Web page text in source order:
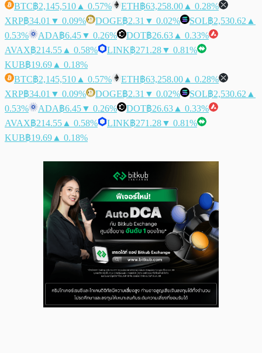
BTC฿2,145,510 ▲ 0.57% ETH฿63,258.00 ▲ 0.28%
XRP฿34.01 ▼ 0.09% DOGE฿2.31 ▼ 0.02% SOL฿2,530.62 ▲
0.53%
ADA฿6.45▼ 0.26% DOT฿26.63 ▲ 0.33%
AVAX฿214.55 ▲ 0.58% LINK฿271.28▼ 0.81%
KUB฿19.69 ▲ 0.18%
BTC฿2,145,510 ▲ 0.57% ETH฿63,258.00 ▲ 0.28%
XRP฿34.01 ▼ 0.09% DOGE฿2.31 ▼ 0.02% SOL฿2,530.62 ▲
0.53%
ADA฿6.45▼ 0.26% DOT฿26.63 ▲ 0.33%
AVAX฿214.55 ▲ 0.58% LINK฿271.28▼ 0.81%
KUB฿19.69 ▲ 0.18%